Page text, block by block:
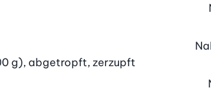
g), abgetropft, zerzupft